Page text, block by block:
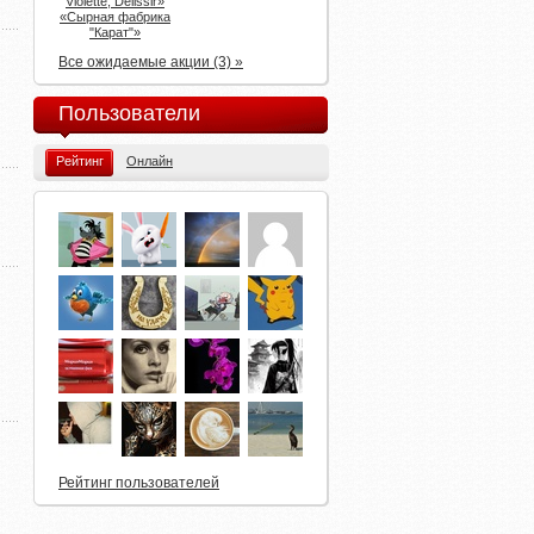
«Сырная фабрика
"Карат"»
Все ожидаемые акции (3) »
Пользователи
Рейтинг Онлайн
Рейтинг пользователей